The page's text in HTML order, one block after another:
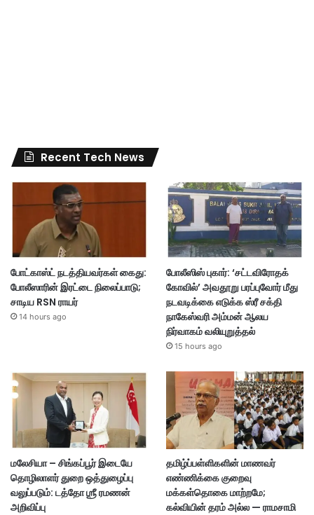
Recent Tech News
போட்காஸ்ட் நடத்தியவர்கள் கைது:
போலீஸாரின் இரட்டை நிலைப்பாடு;
சாடிய RSN ராயர்
14 hours ago
போலீஸிஸ் புகார்: ‘சட்டவிரோதக்
கோவில்’ அவதூறு பரப்புவோர் மீது
நடவடிக்கை எடுக்க ஸ்ரீ சக்தி
நாகேஸ்வரி அம்மன் ஆலய
நிர்வாகம் வலியுறுத்தல்
15 hours ago
மலேசியா – சிங்கப்பூர் இடையே
தொழிலாளர் துறை ஒத்துழைப்பு
வலுப்படும்: டத்தோ ஶ்ரீ ரமணன்
அறிவிப்பு
தமிழ்ப்பள்ளிகளின் மாணவர்
எண்ணிக்கை குறைவு
மக்கள்தொகை மாற்றமே;
கல்வியின் தரம் அல்ல — ராமசாமி